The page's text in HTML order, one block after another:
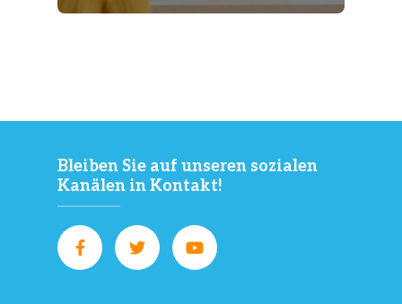
Bleiben Sie auf unseren sozialen
Kanälen in Kontakt!